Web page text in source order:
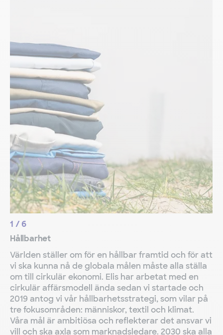
1 / 6
Hållbarhet
Världen ställer om för en hållbar framtid och för att
vi ska kunna nå de globala målen måste alla ställa
om till cirkulär ekonomi. Elis har arbetat med en
cirkulär affärsmodell ända sedan vi startade och
2019 antog vi vår hållbarhetsstrategi, som vilar på
tre fokusområden: människor, textil och klimat.
Våra mål är ambitiösa och reflekterar det ansvar vi
vill och ska axla som marknadsledare. 2030 ska alla